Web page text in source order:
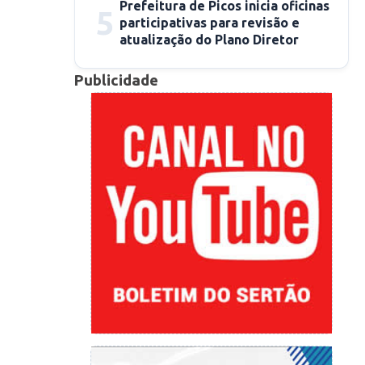
5 Prefeitura de Picos inicia oficinas
participativas para revisão e
atualização do Plano Diretor
Publicidade